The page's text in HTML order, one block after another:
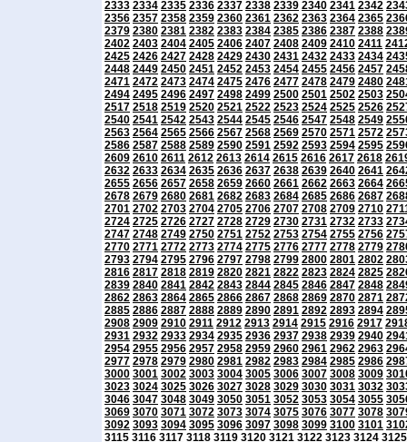
2333 2334 2335 2336 2337 2338 2339 2340 2341 2342
2356 2357 2358 2359 2360 2361 2362 2363 2364 2365
2379 2380 2381 2382 2383 2384 2385 2386 2387 2388
2402 2403 2404 2405 2406 2407 2408 2409 2410 2411
2425 2426 2427 2428 2429 2430 2431 2432 2433 2434
2448 2449 2450 2451 2452 2453 2454 2455 2456 2457
2471 2472 2473 2474 2475 2476 2477 2478 2479 2480
2494 2495 2496 2497 2498 2499 2500 2501 2502 2503
2517 2518 2519 2520 2521 2522 2523 2524 2525 2526
2540 2541 2542 2543 2544 2545 2546 2547 2548 2549
2563 2564 2565 2566 2567 2568 2569 2570 2571 2572
2586 2587 2588 2589 2590 2591 2592 2593 2594 2595
2609 2610 2611 2612 2613 2614 2615 2616 2617 2618
2632 2633 2634 2635 2636 2637 2638 2639 2640 2641
2655 2656 2657 2658 2659 2660 2661 2662 2663 2664
2678 2679 2680 2681 2682 2683 2684 2685 2686 2687
2701 2702 2703 2704 2705 2706 2707 2708 2709 2710
2724 2725 2726 2727 2728 2729 2730 2731 2732 2733
2747 2748 2749 2750 2751 2752 2753 2754 2755 2756
2770 2771 2772 2773 2774 2775 2776 2777 2778 2779
2793 2794 2795 2796 2797 2798 2799 2800 2801 2802
2816 2817 2818 2819 2820 2821 2822 2823 2824 2825
2839 2840 2841 2842 2843 2844 2845 2846 2847 2848
2862 2863 2864 2865 2866 2867 2868 2869 2870 2871
2885 2886 2887 2888 2889 2890 2891 2892 2893 2894
2908 2909 2910 2911 2912 2913 2914 2915 2916 2917
2931 2932 2933 2934 2935 2936 2937 2938 2939 2940
2954 2955 2956 2957 2958 2959 2960 2961 2962 2963
2977 2978 2979 2980 2981 2982 2983 2984 2985 2986
3000 3001 3002 3003 3004 3005 3006 3007 3008 3009
3023 3024 3025 3026 3027 3028 3029 3030 3031 3032
3046 3047 3048 3049 3050 3051 3052 3053 3054 3055
3069 3070 3071 3072 3073 3074 3075 3076 3077 3078
3092 3093 3094 3095 3096 3097 3098 3099 3100 3101
3115 3116 3117 3118 3119 3120 3121 3122 3123 3124 3125